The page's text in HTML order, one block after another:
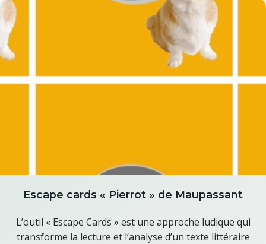
Escape cards « Pierrot » de Maupassant
L’outil « Escape Cards » est une approche ludique qui
transforme la lecture et l’analyse d’un texte littéraire